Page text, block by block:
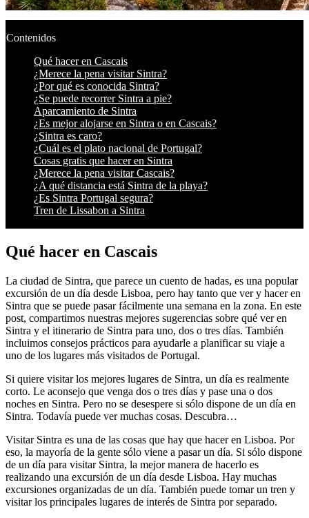
Contenidos
Qué hacer en Cascais
¿Merece la pena visitar Sintra?
¿Por qué es conocida Sintra?
¿Se puede recorrer Sintra a pie?
Aparcamiento de Sintra
¿Es mejor alojarse en Sintra o en Cascais?
¿Sintra es caro?
¿Cuál es el plato nacional de Portugal?
Cosas gratis que hacer en Sintra
¿Merece la pena visitar Cascais?
¿A qué distancia está Sintra de la playa?
¿Es Sintra Portugal segura?
Tren de Lissabon a Sintra
Qué hacer en Cascais
La ciudad de Sintra, que parece un cuento de hadas, es una popular
excursión de un día desde Lisboa, pero hay tanto que ver y hacer en
Sintra que se puede pasar fácilmente una semana en la zona. En este
post, compartimos nuestras mejores sugerencias sobre qué ver en
Sintra y el itinerario de Sintra para uno, dos o tres días. También
incluimos consejos prácticos para ayudarle a planificar su viaje a
uno de los lugares más visitados de Portugal.
Si quiere visitar los mejores lugares de Sintra, un día es realmente
corto. Le aconsejo que venga dos o tres días y pase una o dos
noches en Sintra. Pero no se desespere si sólo dispone de un día en
Sintra. Todavía puede ver muchas cosas. Descubra…
Visitar Sintra es una de las cosas que hay que hacer en Lisboa. Por
eso, la mayoría de la gente sólo viene a pasar un día. Si sólo dispone
de un día para visitar Sintra, la mejor manera de hacerlo es
realizando una excursión de un día desde Lisboa. Hay muchas
excursiones organizadas de un día. También puede tomar un tren y
visitar los principales lugares de interés de Sintra por separado.